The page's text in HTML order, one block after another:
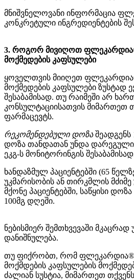
მნიშვნელოვანი ინფორმაცია
კონკრეტული ინგრედიენტების
3. როგორ მივიღოთ
მოქმედების კაფსულები
ყოველთვის მიიღეთ
მოქმედების კაფსულები ზუსტად
შესაბამისად. თუ რაიმეში არ
კონსულტაციისათვის მიმართეთ
ფარმაცევტს.
რეკომენდებული დოზაშეადგენს
დოზა თანდათან უნდა
ეკგ-ს მონიტორინგის
ხანდაზმულ პაციენტებში (65
უკმარისობის ან თირკმლის
მქონე პაციენტებში, საწყისი
100მგ დღეში.
ნებისმიერ შემთხვევაში მკაცრად
დანიშნულება.
თუ ფიქრობთ, რომ ფლეკარდია®
მოქმდების კაფსულების
ძალიან სუსტია, მიმართეთ